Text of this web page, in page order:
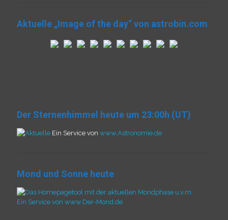
Aktuelle „Image of the day“ von astrobin.com
Der Sternenhimmel heute um 23:00h (UT)
Ein Service von www.Astronomie.de
Mond und Sonne heute
Ein Service von www.Der-Mond.de